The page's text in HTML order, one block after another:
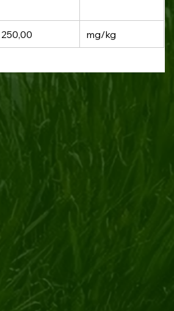
250,00 mg/kg